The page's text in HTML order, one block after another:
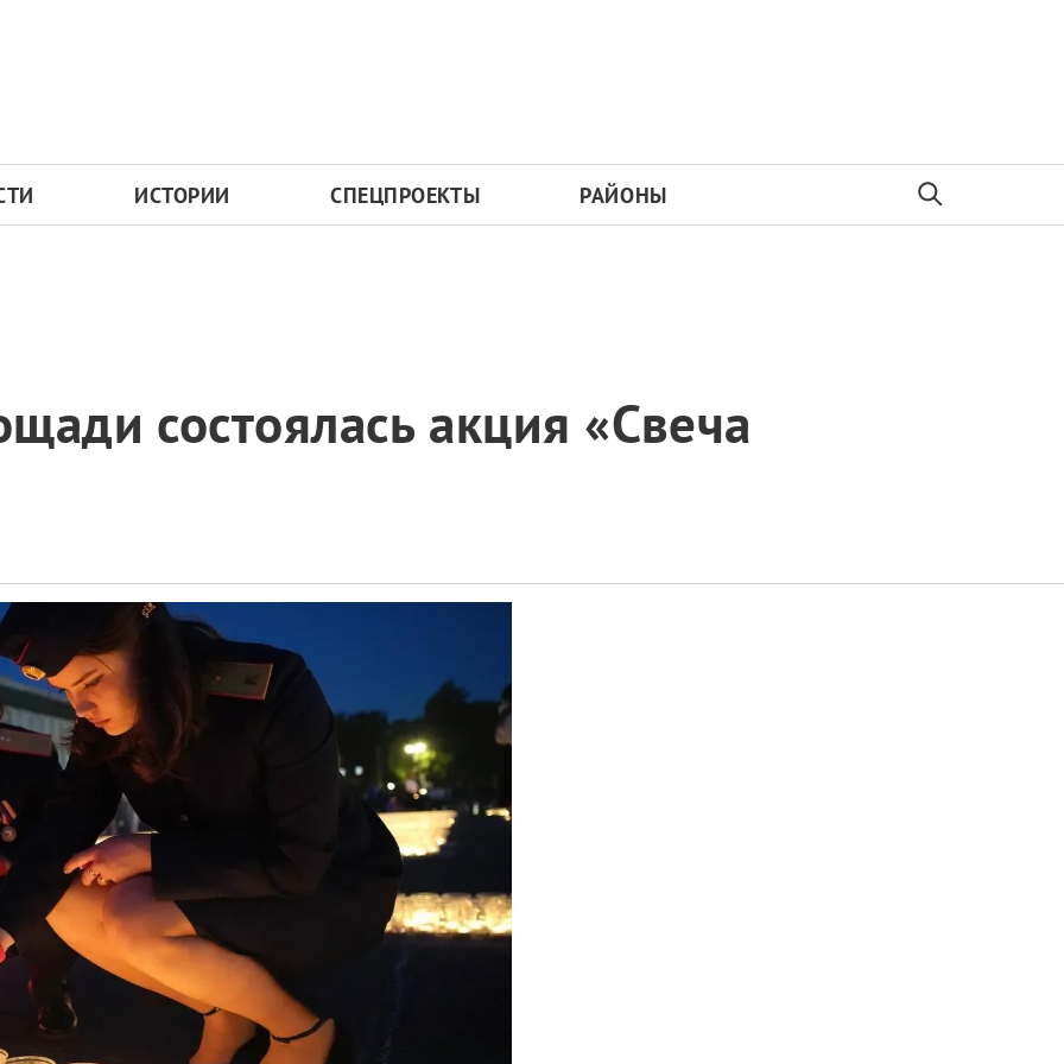
ИСТОРИИ СПЕЦПРОЕКТЫ РАЙОНЫ
состоялась акция «Свеча